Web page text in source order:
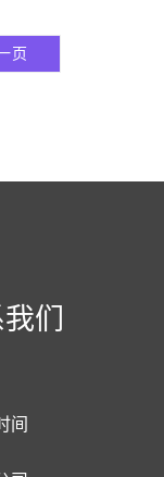
页
们
间